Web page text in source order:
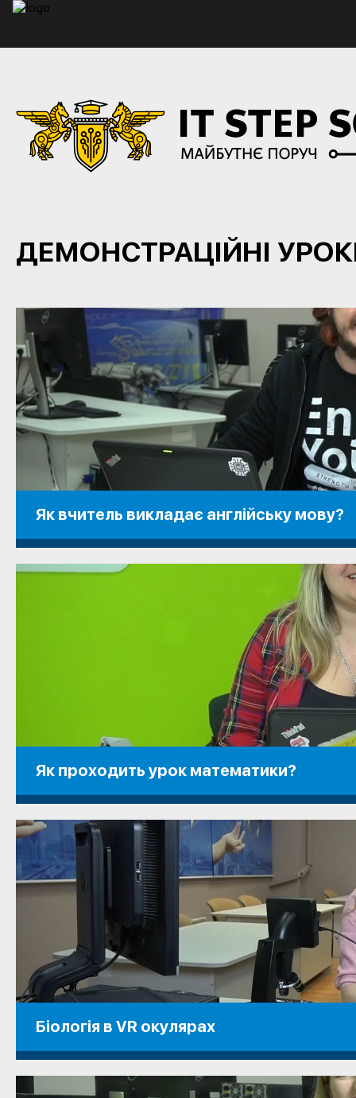
ДЕМОНСТРАЦІЙНІ
Як вчитель викладає англійську мову?
Як проходить урок математики?
Біологія в VR окулярах